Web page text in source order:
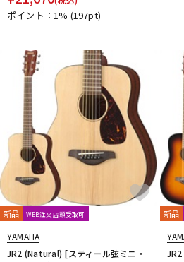
ポイント：1% (197pt)
新品 WEB注文店頭受取可
YAMAHA
JR2 (Natural) [スティール弦ミニ・
新品